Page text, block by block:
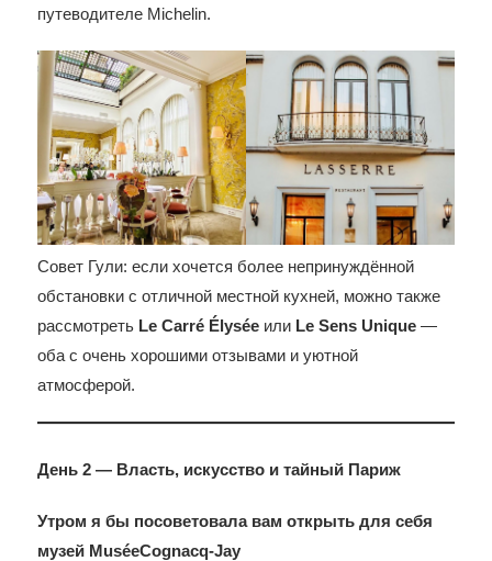
путеводителе Michelin.
Совет Гули: если хочется более непринуждённой
обстановки с отличной местной кухней, можно также
рассмотреть Le Carré Élysée или Le Sens Unique —
оба с очень хорошими отзывами и уютной
атмосферой.
День 2 — Власть, искусство и тайный Париж
Утром я бы посоветовала вам открыть для себя
музей MuséeCognacq-Jay